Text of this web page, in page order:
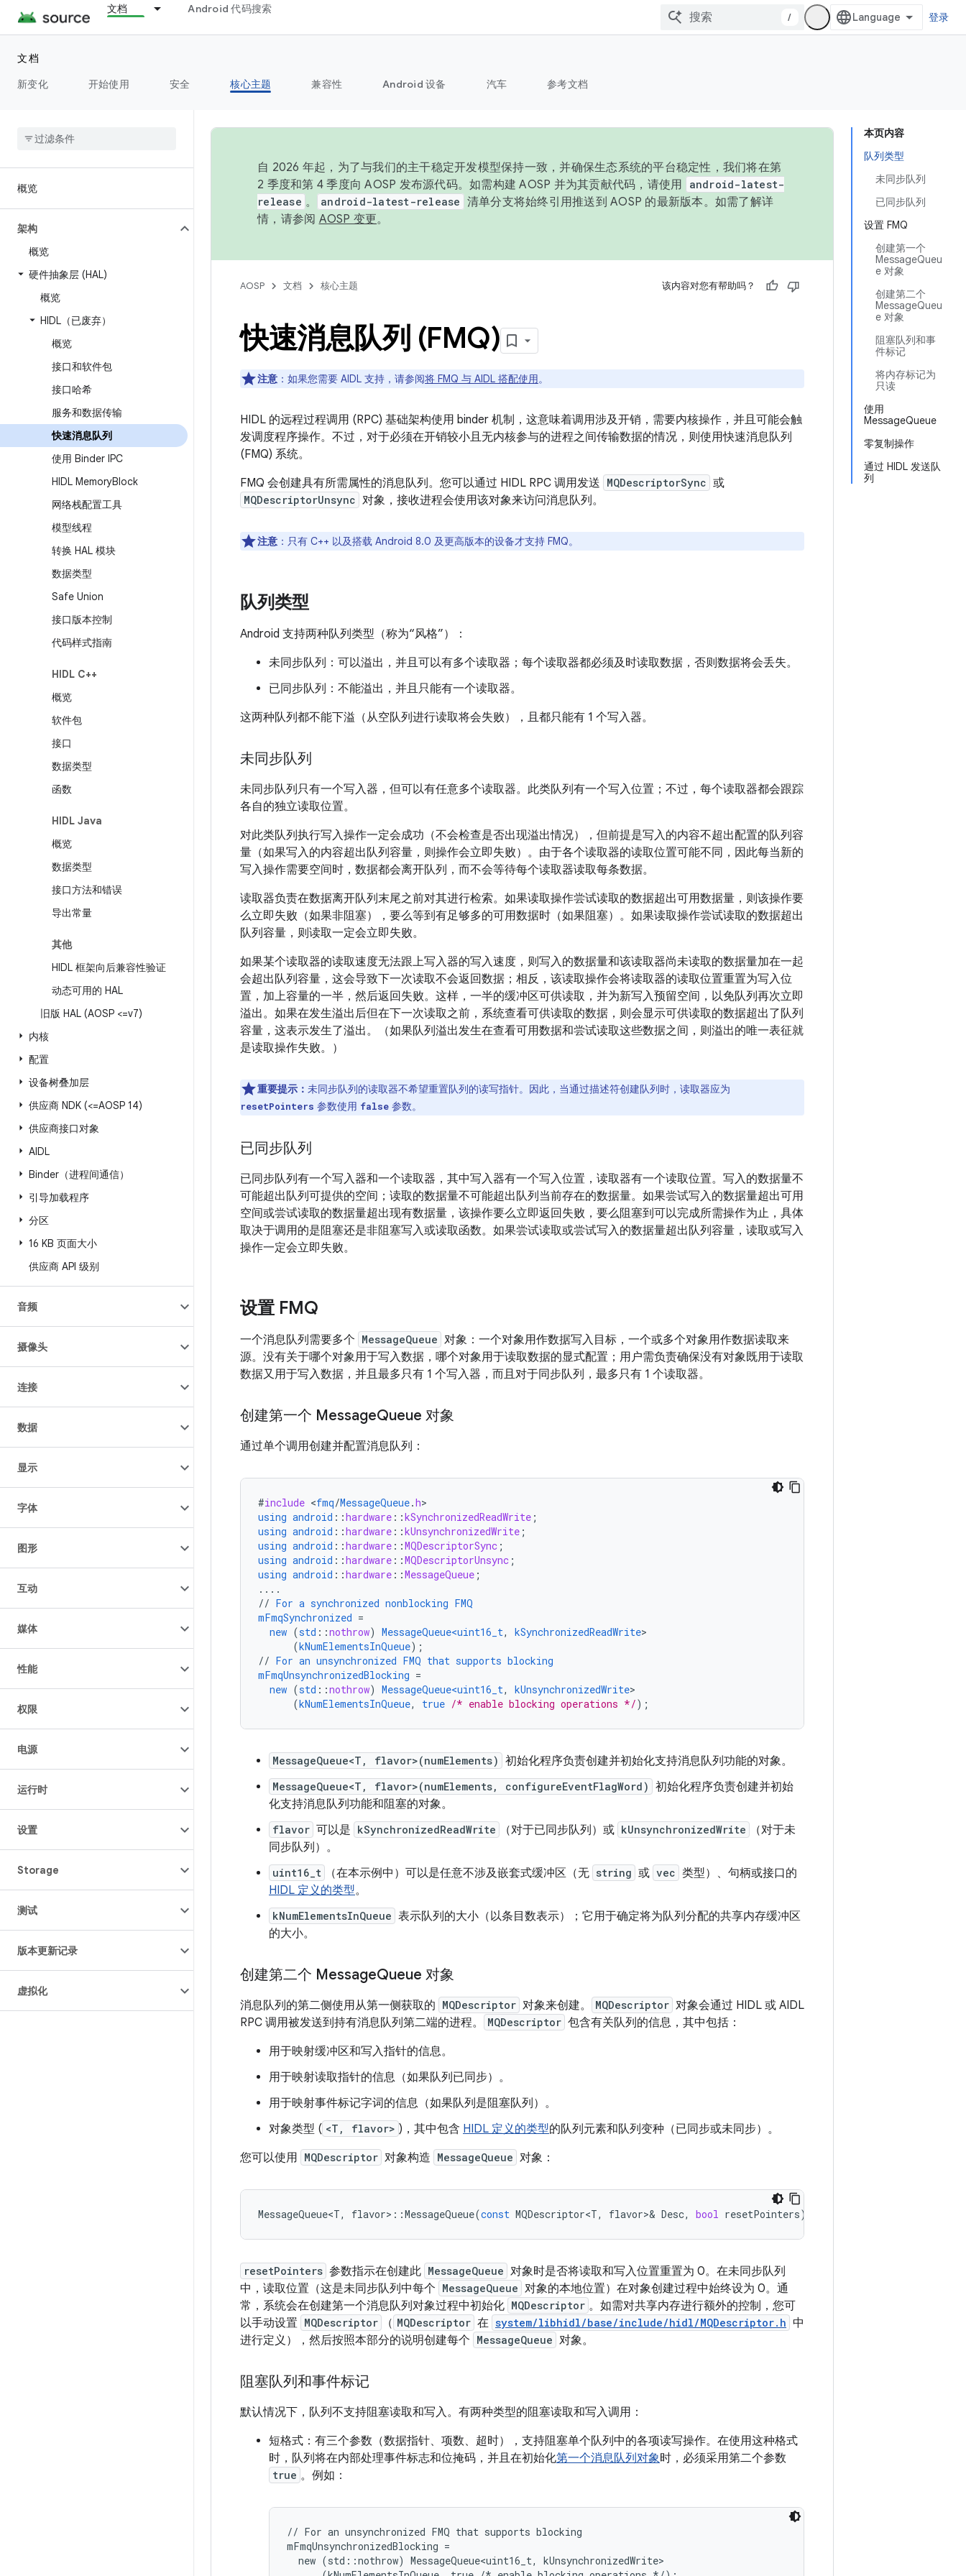
文档 Android 代码搜索
/ 登录
文档
新变化
开始使用 安全 核心主题 兼容性 Android 设备 汽车 参考文档
概览
架构
概览
硬件抽象层 (HAL)
概览
HIDL（已废弃）
概览
接口和软件包
接口哈希
服务和数据传输
快速消息队列
使用 Binder IPC
HIDL MemoryBlock
网络栈配置工具
模型线程
转换 HAL 模块
数据类型
Safe Union
接口版本控制
代码样式指南
HIDL C++
概览
软件包
接口
数据类型
函数
HIDL Java
概览
数据类型
接口方法和错误
导出常量
其他
HIDL 框架向后兼容性验证
动态可用的 HAL
旧版 HAL (AOSP <=v7)
内核
配置
设备树叠加层
供应商 NDK (<=AOSP 14)
供应商接口对象
AIDL
Binder（进程间通信）
引导加载程序
分区
16 KB 页面大小
供应商 API 级别
音频
摄像头
连接
数据
显示
字体
图形
互动
媒体
性能
权限
电源
运行时
设置
Storage
测试
版本更新记录
虚拟化
本页内容
队列类型
未同步队列
已同步队列
设置 FMQ
创建第一个
MessageQueu
e 对象
创建第二个
MessageQueu
e 对象
阻塞队列和事
件标记
将内存标记为
只读
使用
MessageQueue
零复制操作
通过 HIDL 发送队
列
自 2026 年起，为了与我们的主干稳定开发模型保持一致，并确保生态系统的平台稳定性，我们将在第
2 季度和第 4 季度向 AOSP 发布源代码。如需构建 AOSP 并为其贡献代码，请使用
android-latest-
release 。 android-latest-release 清单分支将始终引用推送到 AOSP 的最新版本。如需了解详
情，请参阅 AOSP 变更。
AOSP 文档 核心主题 该内容对您有帮助吗？
快速消息队列 (FMQ)
注意 ：如果您需要 AIDL 支持，请参阅将 FMQ 与 AIDL 搭配使用。
HIDL 的远程过程调用 (RPC) 基础架构使用 binder 机制，这意味着调用涉及开销，需要内核操作，并且可能会触
发调度程序操作。不过，对于必须在开销较小且无内核参与的进程之间传输数据的情况，则使用快速消息队列
(FMQ) 系统。
FMQ 会创建具有所需属性的消息队列。您可以通过 HIDL RPC 调用发送 MQDescriptorSync 或
MQDescriptorUnsync 对象，接收进程会使用该对象来访问消息队列。
注意 ：只有 C++ 以及搭载 Android 8.0 及更高版本的设备才支持 FMQ。
队列类型
Android 支持两种队列类型（称为“风格”）：
未同步队列：可以溢出，并且可以有多个读取器；每个读取器都必须及时读取数据，否则数据将会丢失。
已同步队列：不能溢出，并且只能有一个读取器。
这两种队列都不能下溢（从空队列进行读取将会失败），且都只能有 1 个写入器。
未同步队列
未同步队列只有一个写入器，但可以有任意多个读取器。此类队列有一个写入位置；不过，每个读取器都会跟踪
各自的独立读取位置。
对此类队列执行写入操作一定会成功（不会检查是否出现溢出情况），但前提是写入的内容不超出配置的队列容
量（如果写入的内容超出队列容量，则操作会立即失败）。由于各个读取器的读取位置可能不同，因此每当新的
写入操作需要空间时，数据都会离开队列，而不会等待每个读取器读取每条数据。
读取器负责在数据离开队列末尾之前对其进行检索。如果读取操作尝试读取的数据超出可用数据量，则该操作要
么立即失败（如果非阻塞），要么等到有足够多的可用数据时（如果阻塞）。如果读取操作尝试读取的数据超出
队列容量，则读取一定会立即失败。
如果某个读取器的读取速度无法跟上写入器的写入速度，则写入的数据量和该读取器尚未读取的数据量加在一起
会超出队列容量，这会导致下一次读取不会返回数据；相反，该读取操作会将读取器的读取位置重置为写入位
置，加上容量的一半，然后返回失败。这样，一半的缓冲区可供读取，并为新写入预留空间，以免队列再次立即
溢出。如果在发生溢出后但在下一次读取之前，系统查看可供读取的数据，则会显示可供读取的数据超出了队列
容量，这表示发生了溢出。（如果队列溢出发生在查看可用数据和尝试读取这些数据之间，则溢出的唯一表征就
是读取操作失败。）
重要提示： 未同步队列的读取器不希望重置队列的读写指针。因此，当通过描述符创建队列时，读取器应为
resetPointers 参数使用 false 参数。
已同步队列
已同步队列有一个写入器和一个读取器，其中写入器有一个写入位置，读取器有一个读取位置。写入的数据量不
可能超出队列可提供的空间；读取的数据量不可能超出队列当前存在的数据量。如果尝试写入的数据量超出可用
空间或尝试读取的数据量超出现有数据量，该操作要么立即返回失败，要么阻塞到可以完成所需操作为止，具体
取决于调用的是阻塞还是非阻塞写入或读取函数。如果尝试读取或尝试写入的数据量超出队列容量，读取或写入
操作一定会立即失败。
设置 FMQ
一个消息队列需要多个 MessageQueue 对象：一个对象用作数据写入目标，一个或多个对象用作数据读取来
源。没有关于哪个对象用于写入数据，哪个对象用于读取数据的显式配置；用户需负责确保没有对象既用于读取
数据又用于写入数据，并且最多只有 1 个写入器，而且对于同步队列，最多只有 1 个读取器。
创建第一个 MessageQueue 对象
通过单个调用创建并配置消息队列：
#include <fmq/MessageQueue.h
using android ::hardware ::kSynchronizedReadWrite ;
using android ::hardware ::kUnsynchronizedWrite ;
using android ::hardware ::MQDescriptorSync ;
using android ::hardware ::MQDescriptorUnsync ;
using android ::hardware ::MessageQueue ;
....
// For a synchronized nonblocking FMQ
mFmqSynchronized =
new (std ::nothrow) MessageQueue<uint16_t, kSynchronizedReadWrite
(kNumElementsInQueue);
// For an unsynchronized FMQ that supports blocking
mFmqUnsynchronizedBlocking =
new (std ::nothrow) MessageQueue<uint16_t, kUnsynchronizedWrite
(kNumElementsInQueue, true /* enable blocking operations */);
MessageQueue<T, flavor>(numElements) 初始化程序负责创建并初始化支持消息队列功能的对象。
MessageQueue<T, flavor>(numElements, configureEventFlagWord) 初始化程序负责创建并初始
化支持消息队列功能和阻塞的对象。
flavor 可以是 kSynchronizedReadWrite （对于已同步队列）或 kUnsynchronizedWrite
（对于未
同步队列）。
uint16_t （在本示例中）可以是任意不涉及嵌套式缓冲区（无 string 或 vec 类型）、句柄或接口的
HIDL 定义的类型。
kNumElementsInQueue 表示队列的大小（以条目数表示）；它用于确定将为队列分配的共享内存缓冲区
的大小。
创建第二个 MessageQueue 对象
消息队列的第二侧使用从第一侧获取的 MQDescriptor 对象来创建。 MQDescriptor 对象会通过 HIDL 或 AIDL
RPC 调用被发送到持有消息队列第二端的进程。
MQDescriptor 包含有关队列的信息，其中包括：
用于映射缓冲区和写入指针的信息。
用于映射读取指针的信息（如果队列已同步）。
用于映射事件标记字词的信息（如果队列是阻塞队列）。
对象类型 ( <T, flavor> )，其中包含 HIDL 定义的类型的队列元素和队列变种（已同步或未同步）。
您可以使用 MQDescriptor 对象构造 MessageQueue 对象：
MessageQueue<T, flavor> ::MessageQueue(const MQDescriptor<T, flavor>& Desc, bool resetPointers)
resetPointers 参数指示在创建此 MessageQueue 对象时是否将读取和写入位置重置为 0。在未同步队列
中，读取位置（这是未同步队列中每个 MessageQueue 对象的本地位置）在对象创建过程中始终设为 0。通
常，系统会在创建第一个消息队列对象过程中初始化 MQDescriptor 。如需对共享内存进行额外的控制，您可
以手动设置 MQDescriptor （ MQDescriptor 在 system/libhidl/base/include/hidl/MQDescriptor.h 中
进行定义），然后按照本部分的说明创建每个 MessageQueue 对象。
阻塞队列和事件标记
默认情况下，队列不支持阻塞读取和写入。有两种类型的阻塞读取和写入调用：
短格式：有三个参数（数据指针、项数、超时），支持阻塞单个队列中的各项读写操作。 在使用这种格式
时，队列将在内部处理事件标志和位掩码，并且在初始化第一个消息队列对象时，必须采用第二个参数
true 。例如：
// For an unsynchronized FMQ that supports blocking
mFmqUnsynchronizedBlocking =
  new (std::nothrow) MessageQueue<uint16_t, kUnsynchronizedWrite>